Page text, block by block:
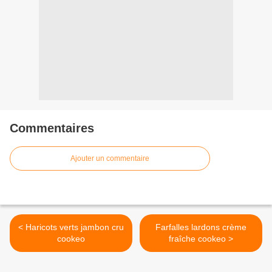
Commentaires
Ajouter un commentaire
< Haricots verts jambon cru
cookeo
Farfalles lardons crème
fraîche cookeo >